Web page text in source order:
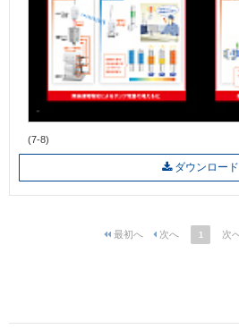
(7-8)
ダウンロード
1